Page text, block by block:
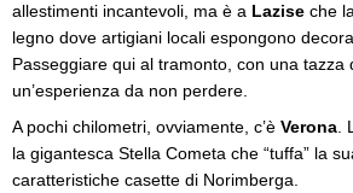
allestimenti incantevoli, ma è a Lazise che
legno dove artigiani locali espongono
Passeggiare qui al tramonto, con una
un’esperienza da non perdere.
A pochi chilometri, ovviamente, c’è Verona
la gigantesca Stella Cometa che “tuffa” la
caratteristiche casette di Norimberga.